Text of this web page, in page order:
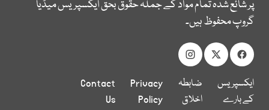
پر شائع شدہ تمام مواد کے جملہ حقوق بحق ایکسپریس میڈیا
گروپ محفوظ ہیں۔
ایکسپریس
کے بارے
ضابطہ
اخلاق
Privacy
Policy
Contact
Us